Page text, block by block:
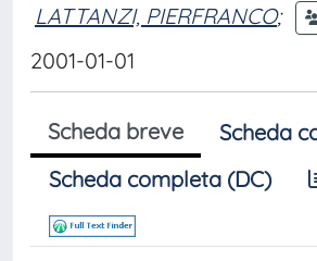
LATTANZI, PIERFRANCO;
2001-01-01
Scheda breve
Scheda
Scheda completa (DC)